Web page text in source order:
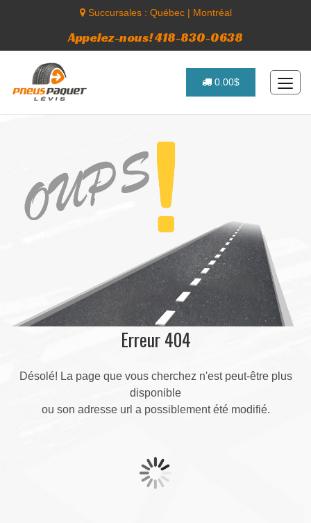
Succursales : Québec| Montréal
Appelez-nous! 418-830-0638
0.00$
Erreur 404
Désolé! La page que vous cherchez n'est peut-être plus
disponible
ou son adresse url a possiblement été modifié.